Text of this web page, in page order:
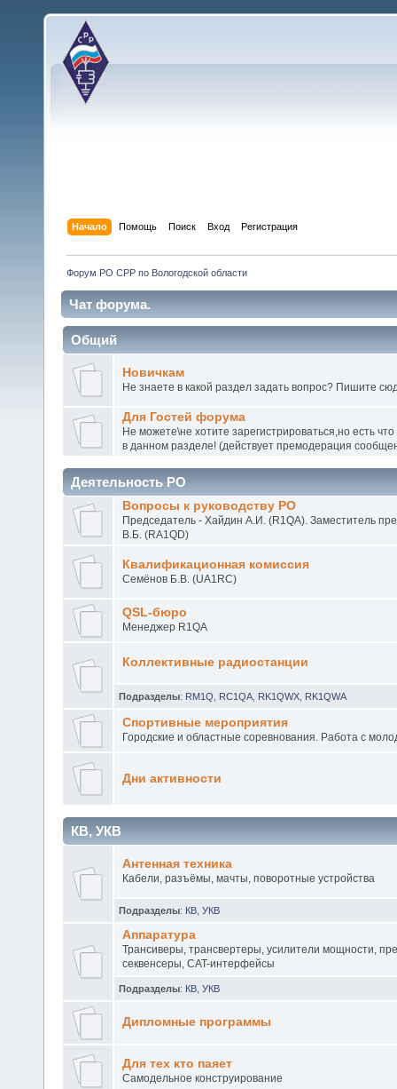
Начало Помощь Поиск Вход Регистрация
Форум РО СРР по Вологодской области
Чат форума.
Общий
Новичкам
Не знаете в какой раздел задать вопрос? Пишите
Для Гостей форума
Не можете\не хотите зарегистрироваться,но есть
в данном разделе! (действует премодерация
Деятельность РО
Вопросы к руководству РО
Председатель - Хайдин А.И. (R1QA). Заместитель
В.Б. (RA1QD)
Квалификационная комиссия
Семёнов Б.В. (UA1RC)
QSL-бюро
Менеджер R1QA
Коллективные радиостанции
Подразделы: RM1Q RC1QA RK1QWX RK1QWA
Спортивные мероприятия
Городские и областные соревнования. Работа с
Дни активности
КВ, УКВ
Антенная техника
Кабели, разъёмы, мачты, поворотные устройства
Подразделы: КВ УКВ
Аппаратура
Трансиверы, трансвертеры, усилители мощности,
секвенсеры, CAT-интерфейсы
Подразделы: КВ УКВ
Дипломные программы
Для тех кто паяет
Самодельное конструирование